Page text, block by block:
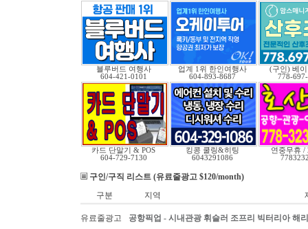
블루버드 여행사
604-421-0101
업계 1위 한인여행사
604-893-8687
(구인) 베
778-
카드 단말기 & POS
604-729-7130
킹콩 쿨링&히팅
6043291086
연중무휴 /
구인/구직 리스트 (유료줄광고 $120/month)
구분
지역
유료줄광고 공항픽업 - 시내관광 휘슬러 조프리 빅터리아 해